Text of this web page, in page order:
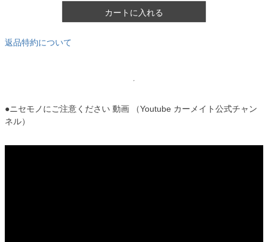
カートに入れる
返品特約について
●ニセモノにご注意ください 動画 （Youtube カーメイト公式チャン
ネル）